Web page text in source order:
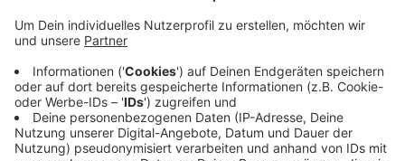
Anzeige
Insgesamt stehen in NRW im nächsten Jahr zwei
Millionen Euro zur Verfügung. "Zukunft gestalten -
nachhaltiges Engagement fördern" lautet das Thema,